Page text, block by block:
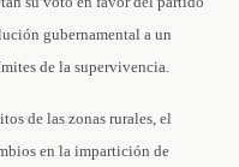
gubernamental a un
de la supervivencia.
de las zonas rurales, el
en la impartición de